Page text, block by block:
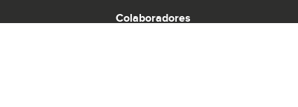
Colaboradores